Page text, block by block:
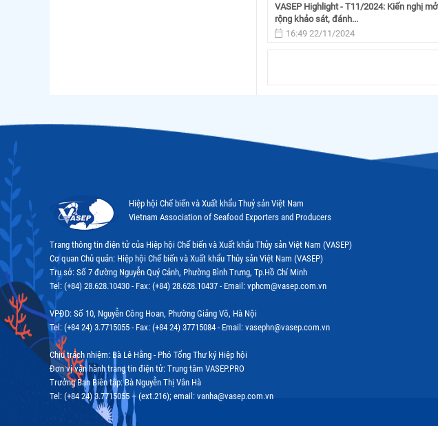
VASEP Highlight - T11/2024: Kiến nghị mở
rộng khảo sát, đánh...
16:49 22/11/2024
Hiệp hội Chế biến và Xuất khẩu Thuỷ sản Việt Nam
Vietnam Association of Seafood Exporters and Producers
Trang thông tin điện tử của Hiệp hội Chế biến và Xuất khẩu Thủy sản Việt Nam (VASEP)
Cơ quan Chủ quản: Hiệp hội Chế biến và Xuất khẩu Thủy sản Việt Nam (VASEP)
Trụ sở: Số 7 đường Nguyễn Quý Cảnh, Phường Bình Trưng, Tp.Hồ Chí Minh
Tel: (+84) 28.628.10430 - Fax: (+84) 28.628.10437 - Email: vphcm@vasep.com.vn
VPĐD: Số 10, Nguyễn Công Hoan, Phường Giảng Võ, Hà Nội
Tel: (+84 24) 3.7715055 - Fax: (+84 24) 37715084 - Email: vasephn@vasep.com.vn
Chịu trách nhiệm: Bà Lê Hằng - Phó Tổng Thư ký Hiệp hội
Đơn vị vận hành trang tin điện tử: Trung tâm VASEP.PRO
Trưởng Ban Biên tập: Bà Nguyễn Thị Vân Hà
Tel: (+84 24) 3.7715055 – (ext.216); email: vanha@vasep.com.vn